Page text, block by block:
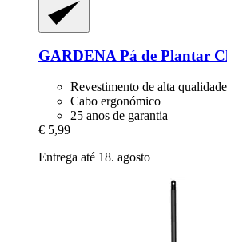
GARDENAPá de Plantar
Revestimento de alta qualidade
Cabo ergonómico
25 anos de garantia
€ 5,99
Entrega até 18. agosto